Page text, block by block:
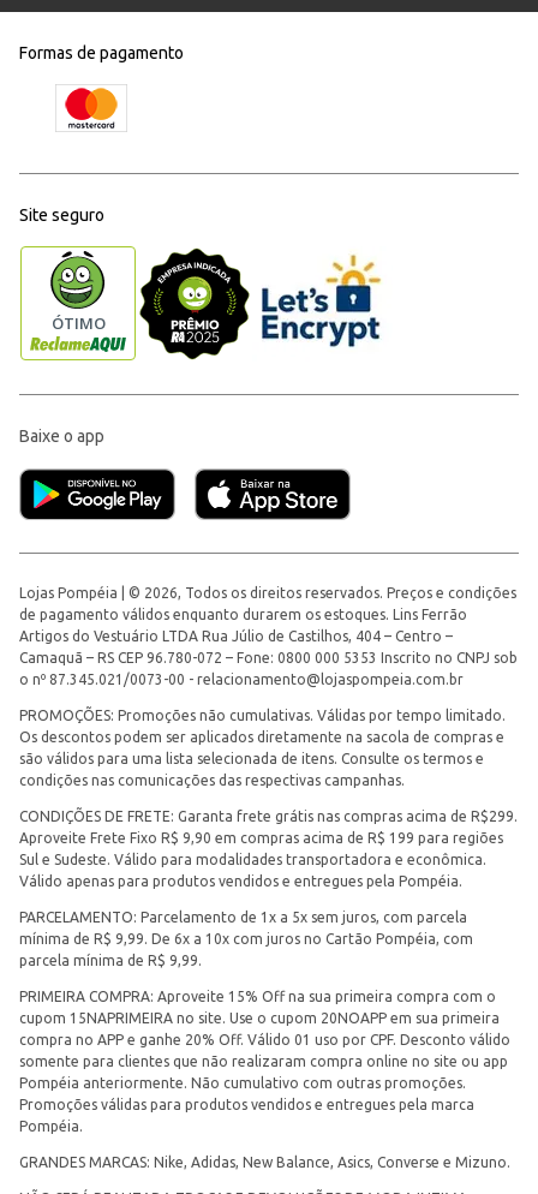
Formas de pagamento
Site seguro
Baixe o app
Lojas Pompéia | © 2026, Todos os direitos reservados. Preços e condições
de pagamento válidos enquanto durarem os estoques. Lins Ferrão
Artigos do Vestuário LTDA Rua Júlio de Castilhos, 404 – Centro –
Camaquã – RS CEP 96.780-072 – Fone: 0800 000 5353 Inscrito no CNPJ sob
o nº 87.345.021/0073-00 - relacionamento@lojaspompeia.com.br
PROMOÇÕES: Promoções não cumulativas. Válidas por tempo limitado.
Os descontos podem ser aplicados diretamente na sacola de compras e
são válidos para uma lista selecionada de itens. Consulte os termos e
condições nas comunicações das respectivas campanhas.
CONDIÇÕES DE FRETE: Garanta frete grátis nas compras acima de R$299.
Aproveite Frete Fixo R$ 9,90 em compras acima de R$ 199 para regiões
Sul e Sudeste. Válido para modalidades transportadora e econômica.
Válido apenas para produtos vendidos e entregues pela Pompéia.
PARCELAMENTO: Parcelamento de 1x a 5x sem juros, com parcela
mínima de R$ 9,99. De 6x a 10x com juros no Cartão Pompéia, com
parcela mínima de R$ 9,99.
PRIMEIRA COMPRA: Aproveite 15% Off na sua primeira compra com o
cupom 15NAPRIMEIRA no site. Use o cupom 20NOAPP em sua primeira
compra no APP e ganhe 20% Off. Válido 01 uso por CPF. Desconto válido
somente para clientes que não realizaram compra online no site ou app
Pompéia anteriormente. Não cumulativo com outras promoções.
Promoções válidas para produtos vendidos e entregues pela marca
Pompéia.
GRANDES MARCAS: Nike, Adidas, New Balance, Asics, Converse e Mizuno.